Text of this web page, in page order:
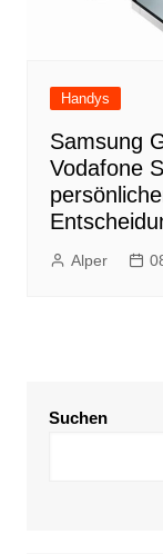
Handys
Samsung
Vodafone
Alper
Suchen